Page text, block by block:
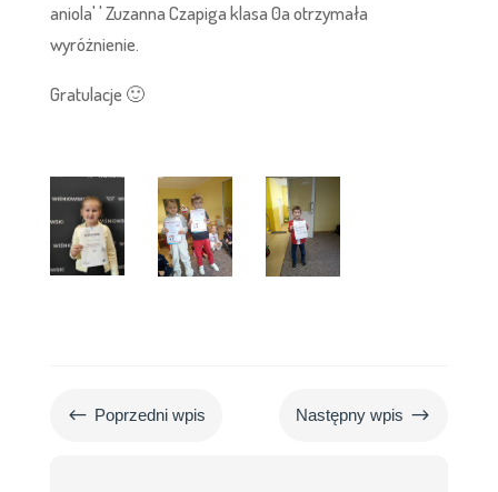
aniola' ' Zuzanna Czapiga klasa 0a otrzymała
wyróżnienie.
Gratulacje 🙂
# Poprzedni wpis Następny wpis $